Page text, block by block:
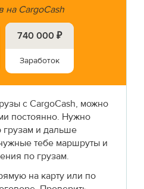
на CargoCash
740 000 ₽
Заработок
с CargoCash, можно
постоянно. Нужно
грузам и дальше
тебе маршруты и
по грузам.
на карту или по